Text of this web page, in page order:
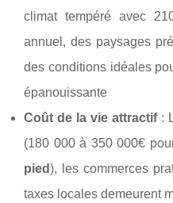
climat tempéré avec
annuel, des paysages
des conditions idéales
épanouissante
Coût de la vie attractif:
(180 000 à 350 000€
pied), les commerces
taxes locales demeurent